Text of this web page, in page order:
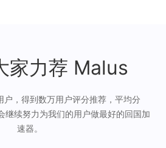
家力荐 Malus
户，得到数万用户评分推荐，平均分
继续努力为我们的用户做最好的回国加
速器。